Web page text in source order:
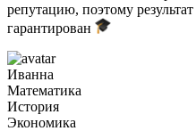
репутацию, поэтому
гарантирован
Иванна
Математика
История
Экономика